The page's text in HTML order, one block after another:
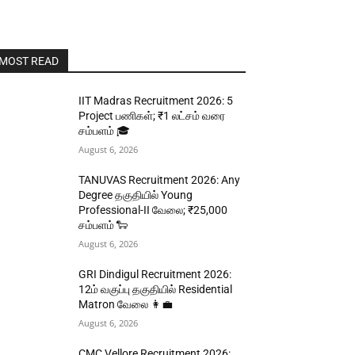
MOST READ
IIT Madras Recruitment 2026: 5
Project பணிகள்; ₹1 லட்சம் வரை
சம்பளம் 🎓
August 6, 2026
TANUVAS Recruitment 2026: Any
Degree தகுதியில் Young
Professional-II வேலை; ₹25,000
சம்பளம் 🐑
August 6, 2026
GRI Dindigul Recruitment 2026:
12ம் வகுப்பு தகுதியில் Residential
Matron வேலை 👩‍💼
August 6, 2026